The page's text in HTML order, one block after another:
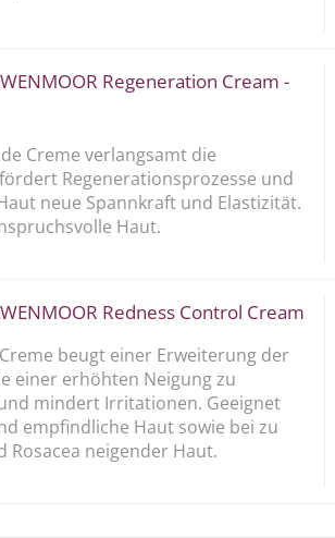
Regeneration Cream -
Creme verlangsamt die
Regenerationsprozesse und
neue Spannkraft und Elastizität.
Haut.
Redness Control Cream
beugt einer Erweiterung der
einer erhöhten Neigung zu
mindert Irritationen. Geeignet
empfindliche Haut sowie bei zu
Rosacea neigender Haut.